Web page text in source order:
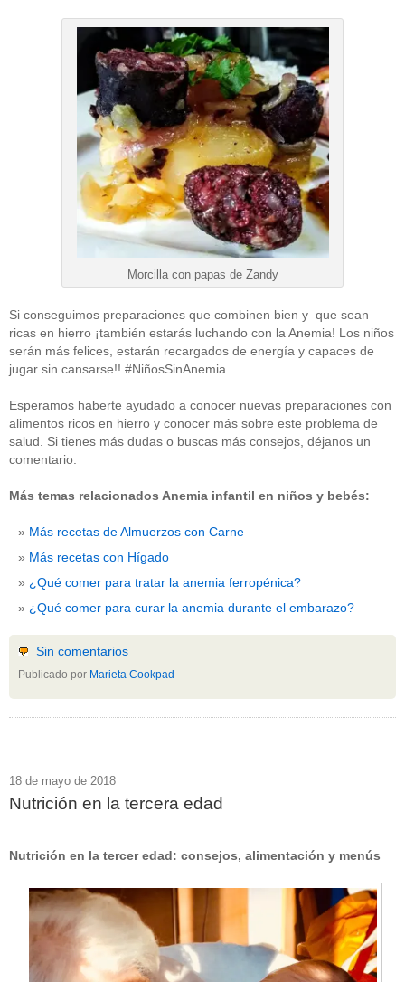
Morcilla con papas de Zandy
Si conseguimos preparaciones que combinen bien y que sean
ricas en hierro ¡también estarás luchando con la Anemia! Los niños
serán más felices, estarán recargados de energía y capaces de
jugar sin cansarse!! #NiñosSinAnemia
Esperamos haberte ayudado a conocer nuevas preparaciones con
alimentos ricos en hierro y conocer más sobre este problema de
salud. Si tienes más dudas o buscas más consejos, déjanos un
comentario.
Más temas relacionados Anemia infantil en niños y bebés:
Más recetas de Almuerzos con Carne
Más recetas con Hígado
¿Qué comer para tratar la anemia ferropénica?
¿Qué comer para curar la anemia durante el embarazo?
Sin comentarios
Publicado por Marieta Cookpad
18 de mayo de 2018
Nutrición en la tercera edad
Nutrición en la tercer edad: consejos, alimentación y menús